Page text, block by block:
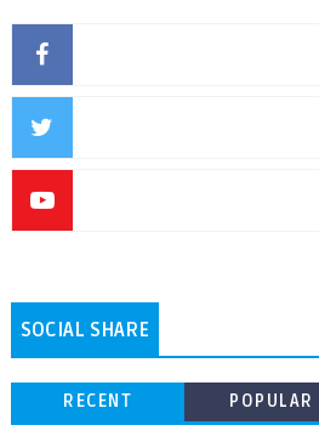
SOCIAL SHARE
RECENT POPULAR